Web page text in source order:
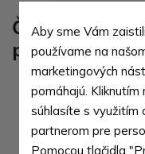
Čierna
peňaženka
Aby sme Vám
používame na
marketingových
pomáhajú.
súhlasíte s využitím
partnerom pre
Pomocou tlačidla